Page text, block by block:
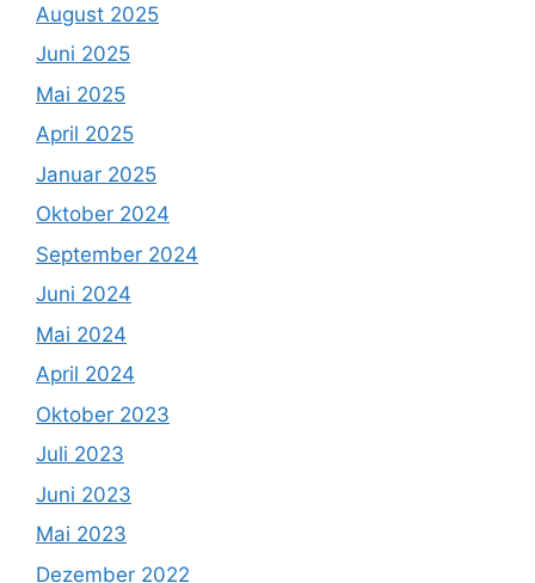
August 2025
Juni 2025
Mai 2025
April 2025
Januar 2025
Oktober 2024
September 2024
Juni 2024
Mai 2024
April 2024
Oktober 2023
Juli 2023
Juni 2023
Mai 2023
Dezember 2022